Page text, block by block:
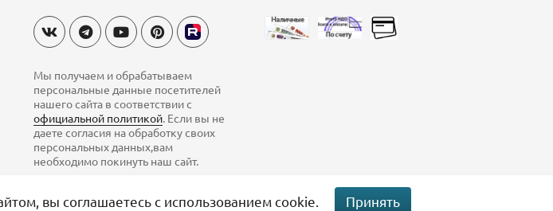
Мы получаем и обрабатываем
персональные данные посетителей
нашего сайта в соответствии с
официальной политикой. Если вы не
даете согласия на обработку своих
персональных данных,вам
необходимо покинуть наш сайт.
вы соглашаетесь с использованием cookie. Принять